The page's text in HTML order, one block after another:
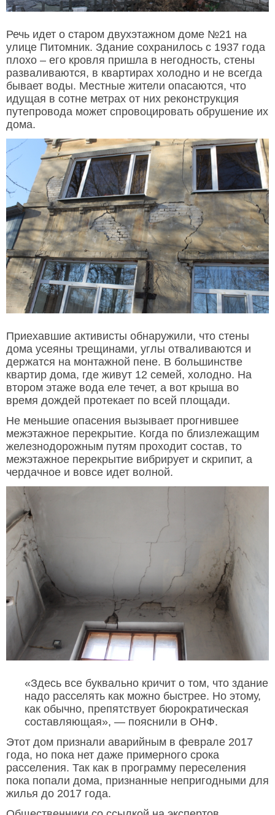
Речь идет о старом двухэтажном доме №21 на
улице Питомник. Здание сохранилось с 1937 года
плохо – его кровля пришла в негодность, стены
разваливаются, в квартирах холодно и не всегда
бывает воды. Местные жители опасаются, что
идущая в сотне метрах от них реконструкция
путепровода может спровоцировать обрушение их
дома.
Приехавшие активисты обнаружили, что стены
дома усеяны трещинами, углы отваливаются и
держатся на монтажной пене. В большинстве
квартир дома, где живут 12 семей, холодно. На
втором этаже вода еле течет, а вот крыша во
время дождей протекает по всей площади.
Не меньшие опасения вызывает прогнившее
межэтажное перекрытие. Когда по близлежащим
железнодорожным путям проходит состав, то
межэтажное перекрытие вибрирует и скрипит, а
чердачное и вовсе идет волной.
«Здесь все буквально кричит о том, что здание
надо расселять как можно быстрее. Но этому,
как обычно, препятствует бюрократическая
составляющая», — пояснили в ОНФ.
Этот дом признали аварийным в феврале 2017
года, но пока нет даже примерного срока
расселения. Так как в программу переселения
пока попали дома, признанные непригодными для
жилья до 2017 года.